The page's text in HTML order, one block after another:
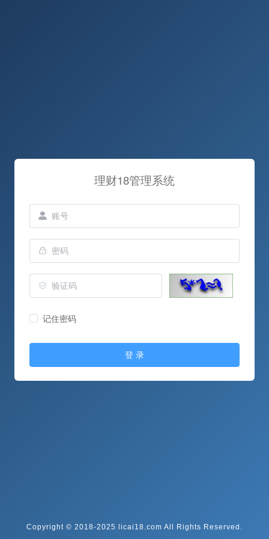
理财18管理系统
记住密码
登 录
Copyright © 2018-2025 licai18.com All Rights Reserved.